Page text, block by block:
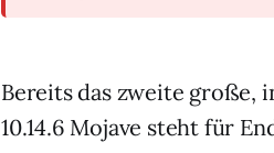
Bereits das zweite große,
10.14.6 Mojave steht für